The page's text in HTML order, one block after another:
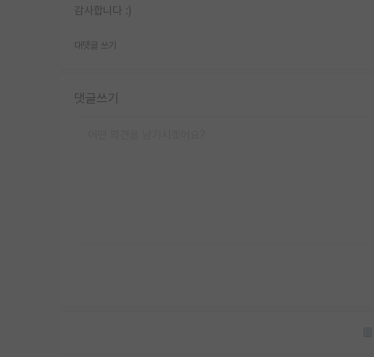
감사합니다 :)
대댓글 쓰기
댓글쓰기